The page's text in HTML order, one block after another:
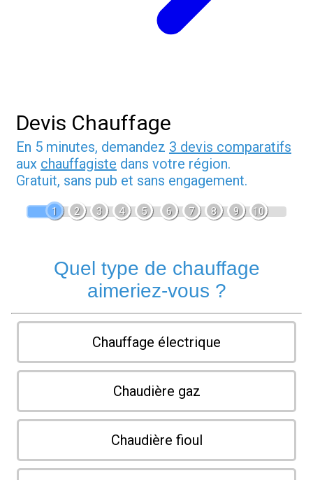
Devis Chauffage
En 5 minutes, demandez 3 devis comparatifs
aux chauffagiste dans votre région.
Gratuit, sans pub et sans engagement.
1 2 3 4 5 6 7 8 9 10
Quel type de chauffage
aimeriez-vous ?
Chauffage électrique
Chaudière gaz
Chaudière fioul